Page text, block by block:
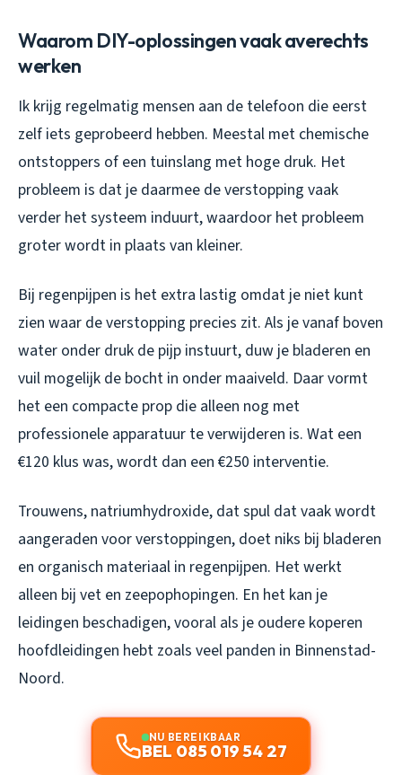
Waarom DIY-oplossingen vaak averechts
werken
Ik krijg regelmatig mensen aan de telefoon die eerst
zelf iets geprobeerd hebben. Meestal met chemische
ontstoppers of een tuinslang met hoge druk. Het
probleem is dat je daarmee de verstopping vaak
verder het systeem induurt, waardoor het probleem
groter wordt in plaats van kleiner.
Bij regenpijpen is het extra lastig omdat je niet kunt
zien waar de verstopping precies zit. Als je vanaf boven
water onder druk de pijp instuurt, duw je bladeren en
vuil mogelijk de bocht in onder maaiveld. Daar vormt
het een compacte prop die alleen nog met
professionele apparatuur te verwijderen is. Wat een
€120 klus was, wordt dan een €250 interventie.
Trouwens, natriumhydroxide, dat spul dat vaak wordt
aangeraden voor verstoppingen, doet niks bij bladeren
en organisch materiaal in regenpijpen. Het werkt
alleen bij vet en zeepophopingen. En het kan je
leidingen beschadigen, vooral als je oudere koperen
hoofdleidingen hebt zoals veel panden in Binnenstad-
Noord.
NU BEREIKBAAR
BEL 085 019 54 27